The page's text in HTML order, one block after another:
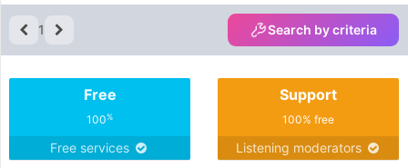
1 Search by criteria
Free
100%
Free services
Support
100% free
Listening moderators